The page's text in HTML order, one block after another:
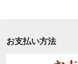
カ
イ
お支払い方法